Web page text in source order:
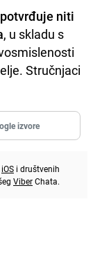
niti
, u skladu s
Stručnjaci
izvore
iOS i društvenih
ViberChata.